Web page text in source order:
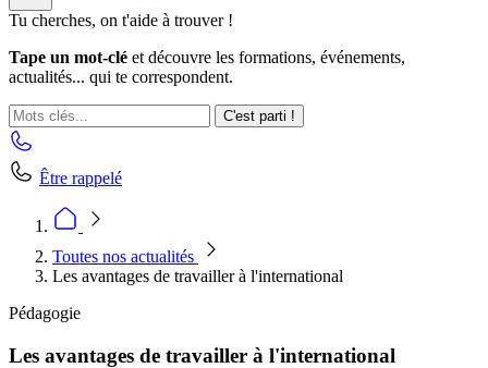
Tu cherches, on t'aide à trouver !
Tape un mot-clé et découvre les formations, événements,
actualités... qui te correspondent.
C'est parti !
Être rappelé
Toutes nos actualités
Les avantages de travailler à l'international
Pédagogie
Les avantages de travailler à l'international